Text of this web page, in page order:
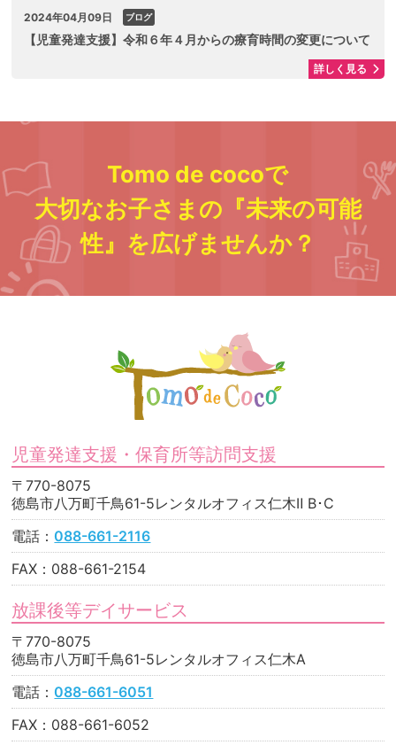
2024年04月09日 ブログ
【児童発達支援】令和６年４月からの療育時間の変更について
詳しく見る
Tomo de cocoで
大切なお子さまの『未来の可能
性』を広げませんか？
児童発達支援・保育所等訪問支援
〒770-8075
徳島市八万町千鳥61-5レンタルオフィス仁木Ⅱ B･C
電話：088-661-2116
FAX：088-661-2154
放課後等デイサービス
〒770-8075
徳島市八万町千鳥61-5レンタルオフィス仁木A
電話：088-661-6051
FAX：088-661-6052